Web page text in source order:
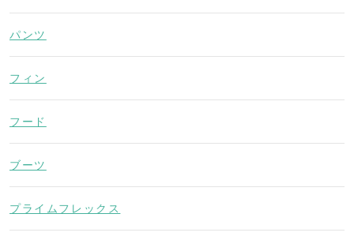
パンツ
フィン
フード
ブーツ
プライムフレックス